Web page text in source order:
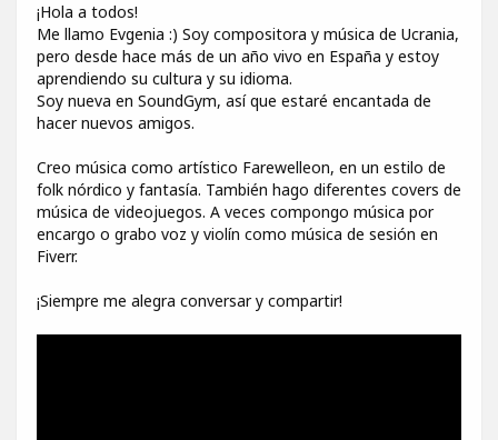
¡Hola a todos!
Me llamo Evgenia :) Soy compositora y música de Ucrania,
pero desde hace más de un año vivo en España y estoy
aprendiendo su cultura y su idioma.
Soy nueva en SoundGym, así que estaré encantada de
hacer nuevos amigos.
Creo música como artístico Farewelleon, en un estilo de
folk nórdico y fantasía. También hago diferentes covers de
música de videojuegos. A veces compongo música por
encargo o grabo voz y violín como música de sesión en
Fiverr.
¡Siempre me alegra conversar y compartir!